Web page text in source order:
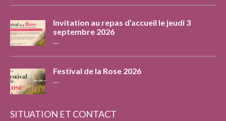
Invitation au repas d’accueil le jeudi 3
septembre 2026
Festival de la Rose 2026
SITUATION ET CONTACT